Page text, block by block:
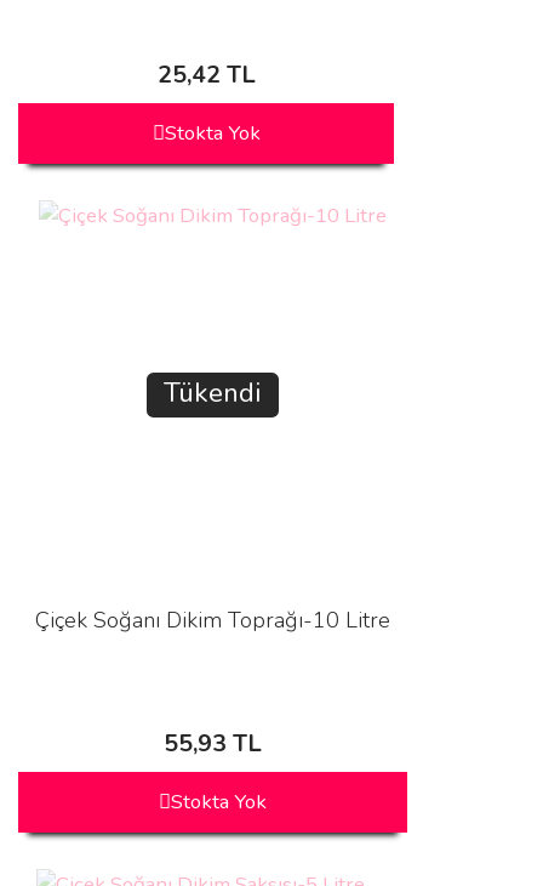
25,42 TL
Stokta Yok
Tükendi
Çiçek Soğanı Dikim Toprağı-10 Litre
55,93 TL
Stokta Yok